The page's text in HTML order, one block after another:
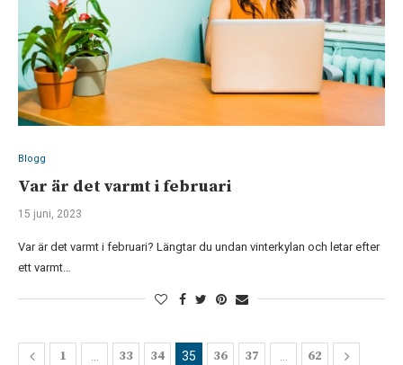
Blogg
Var är det varmt i februari
15 juni, 2023
Var är det varmt i februari? Längtar du undan vinterkylan och letar efter
ett varmt…
1 33 34 35 36 37 62